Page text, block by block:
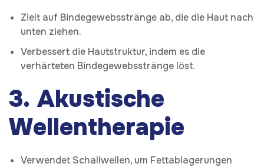
Zielt auf Bindegewebsstränge ab, die die Haut nach
unten ziehen.
Verbessert die Hautstruktur, indem es die
verhärteten Bindegewebsstränge löst.
3. Akustische
Wellentherapie
Verwendet Schallwellen, um Fettablagerungen